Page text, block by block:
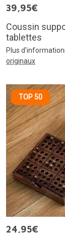
39,95€
Coussin
tablettes
Plus
originaux
TOP 50
24,95€